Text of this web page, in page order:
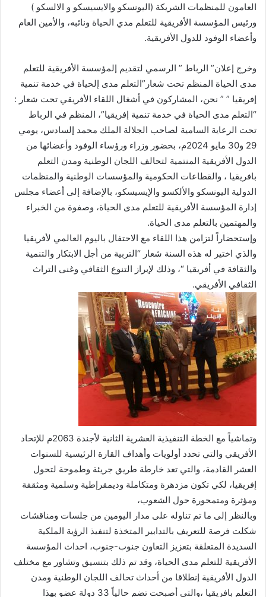
العامون للمنظمات الشريكة (اليونسكو والايسيسكو و الالسكو )
ورئيس المؤسسة الأفريقية للتعلم مدي الحياة ونائبه، والأمين العام
وأعضاء الوفود للدول الأفريقية.
وخرج إعلان” الرباط ” الرسمي لتقديم إلمؤسسة الأفريقية للتعلم
مدى الحياة المنظم تحت شعار”التعلم مدى إلحياة في خدمة تنمية
إفريقيا ” ” نحن، المشاركون في أشغال اللقاء الأفريقي تحت شعار :
“التعلم مدى الحياة في خدمة تنمية إفريقيا”، المنظم في الرباط
تحت الرعاية السامية لصاحب الجلالة الملك محمد إلسادس، يومي
29 و30 مايو 2024م، بحضور وزراء ورؤساء الوفود وأعضائها من
الدول الأفريقية المنتمية لتحالف اللجان الوطنية ومدن التعلم
بافريقيا ، والقطاعات الحكومية والمؤسسات الوطنية والمنظمات
الدولية اليونسكو والألكسو والإيسيسكو، بالإضافة إلى أعضاء مجلس
إدارة المؤسسة الأفريقية للتعلم مدى الحياة، وصفوة من الخبراء
والمهتمين بالتعلم مدى الحياة.
وإستحضاراً لتزامن هذا اللقاء مع الاحتفال باليوم العالمي لأفريقيا
والذي اختير له هذه السنة شعار “التربية من أجل الابتكار والتنمية
والثقافة في أفريقيا “، وذلك لإبراز التنوع الثقافي وغنى التراث
الثقافي الأفريقي.
وتماشياً مع الخطة التنفيذية العشرية الثانية لأجندة 2063م للإتحاد
الأفريقي والتي تحدد أولويات وأهداف القارة الرئيسية للسنوات
العشر القادمة، والتي تعد خارطة طريق جريئة وطموحة لتحول
إفريقيا، لكي تكون مزدهرة ومتكاملة وديمقرإطية وسلمية ومثقفة
ومؤثرة ومتمحورة حول الشعوب،
وبالنظر إلى ما تم تناوله على مدار اليومين من جلسات ومناقشات
شكلت فرصة للتعريف بالتدابير المتخذة لتنفيذ الرؤية الملكية
السديدة المتعلقة بتعزيز التعاون جنوب-جنوب، احداث المؤسسة
الأفريقية للتعلم مدى الحياة، وقد تم ذلك بتنسيق وتشاور مع مختلف
الدول الأفريقية إنطلاقا من أحداث تحالف اللجان الوطنية ومدن
التعلم بافريقيا ،والتي أصبحت تضم حالياً 33 دولة عضو بهذا